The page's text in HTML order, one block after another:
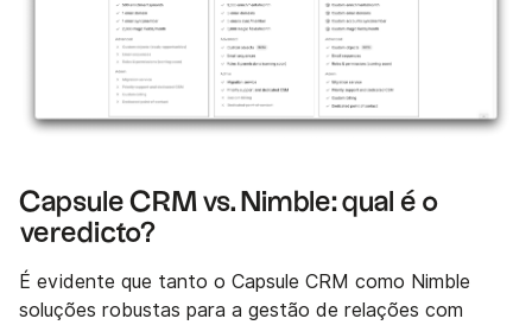
Capsule CRM vs. Nimble: qual é o
veredicto?
É evidente que tanto o Capsule CRM como Nimble
soluções robustas para a gestão de relações com